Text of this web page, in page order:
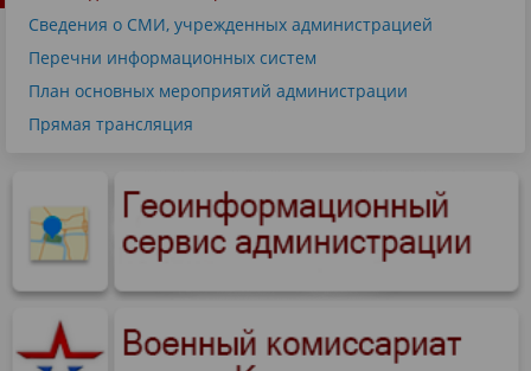
Сведения о СМИ, учрежденных администрацией
Перечни информационных систем
План основных мероприятий администрации
Прямая трансляция